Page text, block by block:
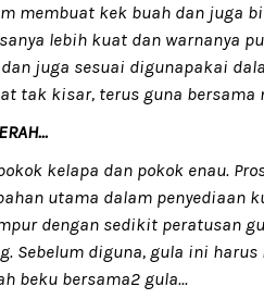
membuat kek buah dan juga
lebih kuat dan warnanya
juga sesuai digunapakai
tak kisar, terus guna bersama
kelapa dan pokok enau.
utama dalam penyediaan
dengan sedikit peratusan
Sebelum diguna, gula ini
beku bersama2 gula...